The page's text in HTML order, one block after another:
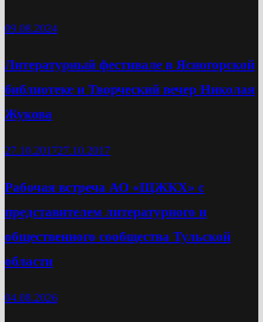
09.08.2024
Литературный фестивале в Ясногорской
библиотеке и Творческий вечер Николая
Жукова
27.10.201727.10.2017
Рабочая встреча АО «ЩЖКХ» с
представителем литературного и
общественного сообщества Тульской
области
04.08.2026